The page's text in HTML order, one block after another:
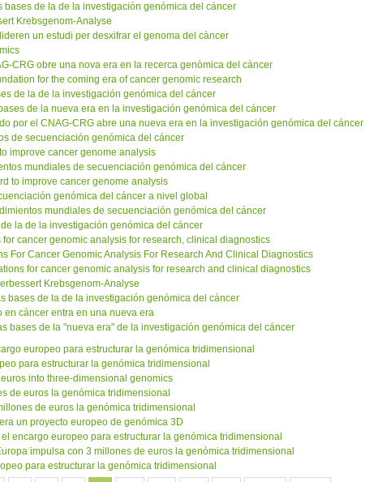
bases de la de la investigación genómica del cáncer
Krebsgenom-Analyse
un estudi per desxifrar el genoma del càncer
CRG obre una nova era en la recerca genòmica del càncer
for the coming era of cancer genomic research
de la de la investigación genómica del cáncer
de la nueva era en la investigación genómica del cáncer
por el CNAG-CRG abre una nueva era en la investigación genómica del cáncer
de secuenciación genómica del cáncer
improve cancer genome analysis
mundiales de secuenciación genómica del cáncer
to improve cancer genome analysis
genómica del cáncer a nivel global
mundiales de secuenciación genómica del cáncer
la de la investigación genómica del cáncer
cancer genomic analysis for research, clinical diagnostics
For Cancer Genomic Analysis For Research And Clinical Diagnostics
for cancer genomic analysis for research and clinical diagnostics
Krebsgenom-Analyse
bases de la de la investigación genómica del cáncer
en cáncer entra en una nueva era
bases de la "nueva era" de la investigación genómica del cáncer
europeo para estructurar la genómica tridimensional
para estructurar la genómica tridimensional
into three-dimensional genomics
de euros la genómica tridimensional
de euros la genómica tridimensional
un proyecto europeo de genómica 3D
encargo europeo para estructurar la genómica tridimensional
impulsa con 3 millones de euros la genómica tridimensional
para estructurar la genómica tridimensional